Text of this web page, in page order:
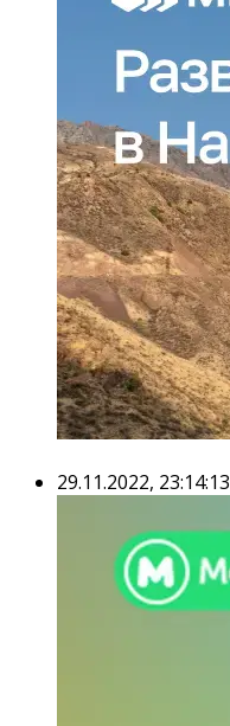
29.11.2022, 23:14:13